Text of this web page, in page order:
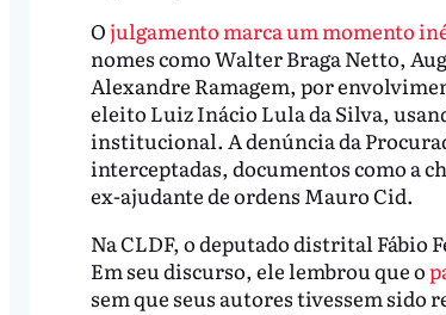
Ojulgamento marca um momento
nomes como Walter Braga Netto,
Alexandre Ramagem, por
eleito Luiz Inácio Lula da Silva,
institucional. A denúncia da
interceptadas, documentos como a
ex-ajudante de ordens Mauro Cid.
Na CLDF, o deputado distrital Fábio
Em seu discurso, ele lembrou que o
sem que seus autores tivessem sido